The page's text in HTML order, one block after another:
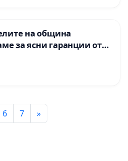
на община
за ясни гаранции от
от държавата, че ще се
норми!
6 7 »